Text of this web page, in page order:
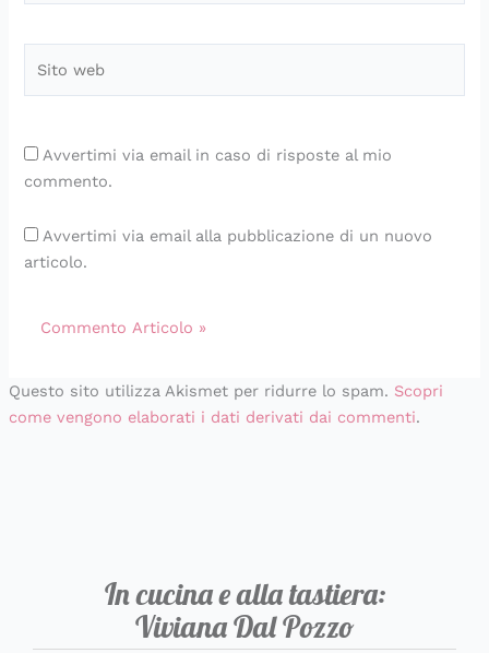
web
Avvertimi via email in caso di risposte al mio
commento.
Avvertimi via email alla pubblicazione di un nuovo
articolo.
Questo sito utilizza Akismet per ridurre lo spam. Scopri
come vengono elaborati i dati derivati dai commenti.
In cucina e alla tastiera:
Viviana Dal Pozzo